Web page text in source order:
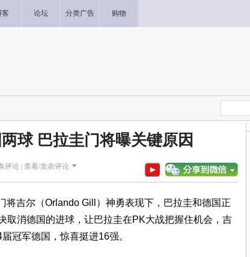
客 论坛 分类广告 购物
球 巴拉圭门将曝关键原因
评论 | 查看/发表评论
吉尔（Orlando Gill）神勇表现下，巴拉圭和德国正
取消德国的进球，让巴拉圭在PK大战把握住机会，吉
冠军德国，惊喜挺进16强。